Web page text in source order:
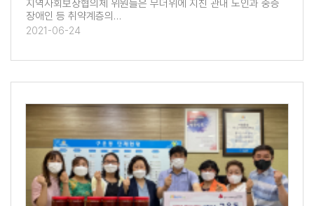
지역사회보장협의체 위원들은 무더위에 지친 관내 노인과 중증
장애인 등 취약계층의…
2021-06-24